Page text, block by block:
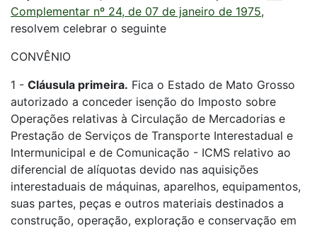
Complementar nº 24, de 07 de janeiro de 1975,
resolvem celebrar o seguinte
CONVÊNIO
1 - Cláusula primeira. Fica o Estado de Mato Grosso
autorizado a conceder isenção do Imposto sobre
Operações relativas à Circulação de Mercadorias e
Prestação de Serviços de Transporte Interestadual e
Intermunicipal e de Comunicação - ICMS relativo ao
diferencial de alíquotas devido nas aquisições
interestaduais de máquinas, aparelhos, equipamentos,
suas partes, peças e outros materiais destinados a
construção, operação, exploração e conservação em